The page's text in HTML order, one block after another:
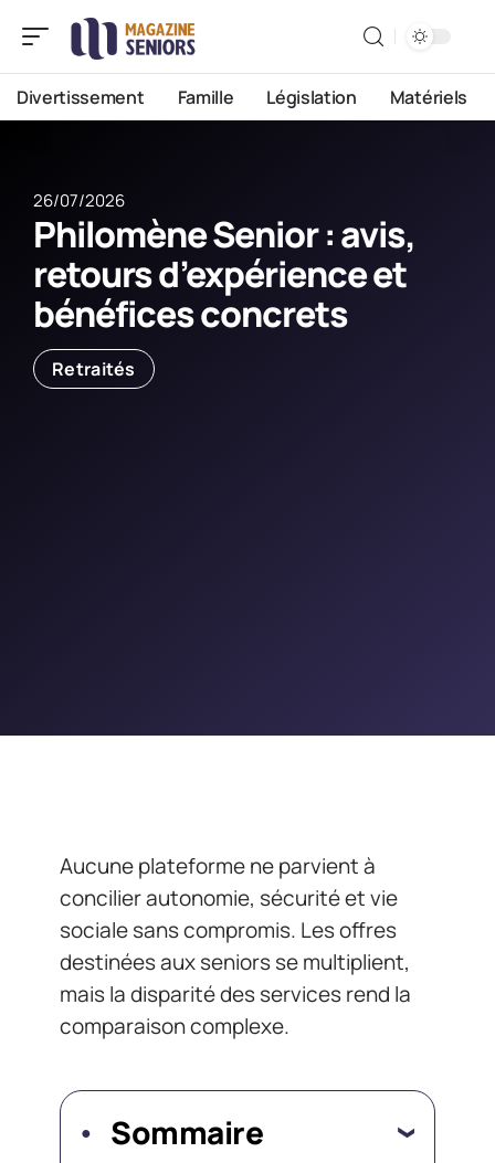
Divertissement Famille Législation Matériels
26/07/2026
Philomène Senior : avis,
retours d’expérience et
bénéfices concrets
Retraités
Aucune plateforme ne parvient à
concilier autonomie, sécurité et vie
sociale sans compromis. Les offres
destinées aux seniors se multiplient,
mais la disparité des services rend la
comparaison complexe.
Sommaire